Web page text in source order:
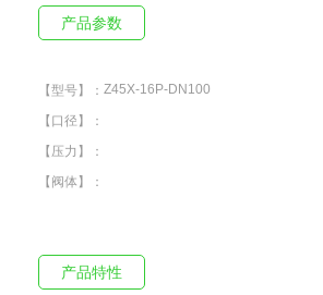
产品参数
【型号】： Z45X-16P-DN100
【口径】：
【压力】：
【阀体】：
产品特性